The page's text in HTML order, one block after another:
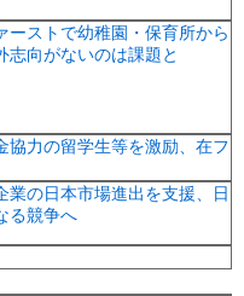
ーストで幼稚園・保育所から
志向がないのは課題と
協力の留学生等を激励、在フ
業の日本市場進出を支援、日
る競争へ